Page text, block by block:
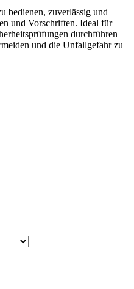
bedienen, zuverlässig und
und Vorschriften. Ideal für
durchführen
und die Unfallgefahr zu